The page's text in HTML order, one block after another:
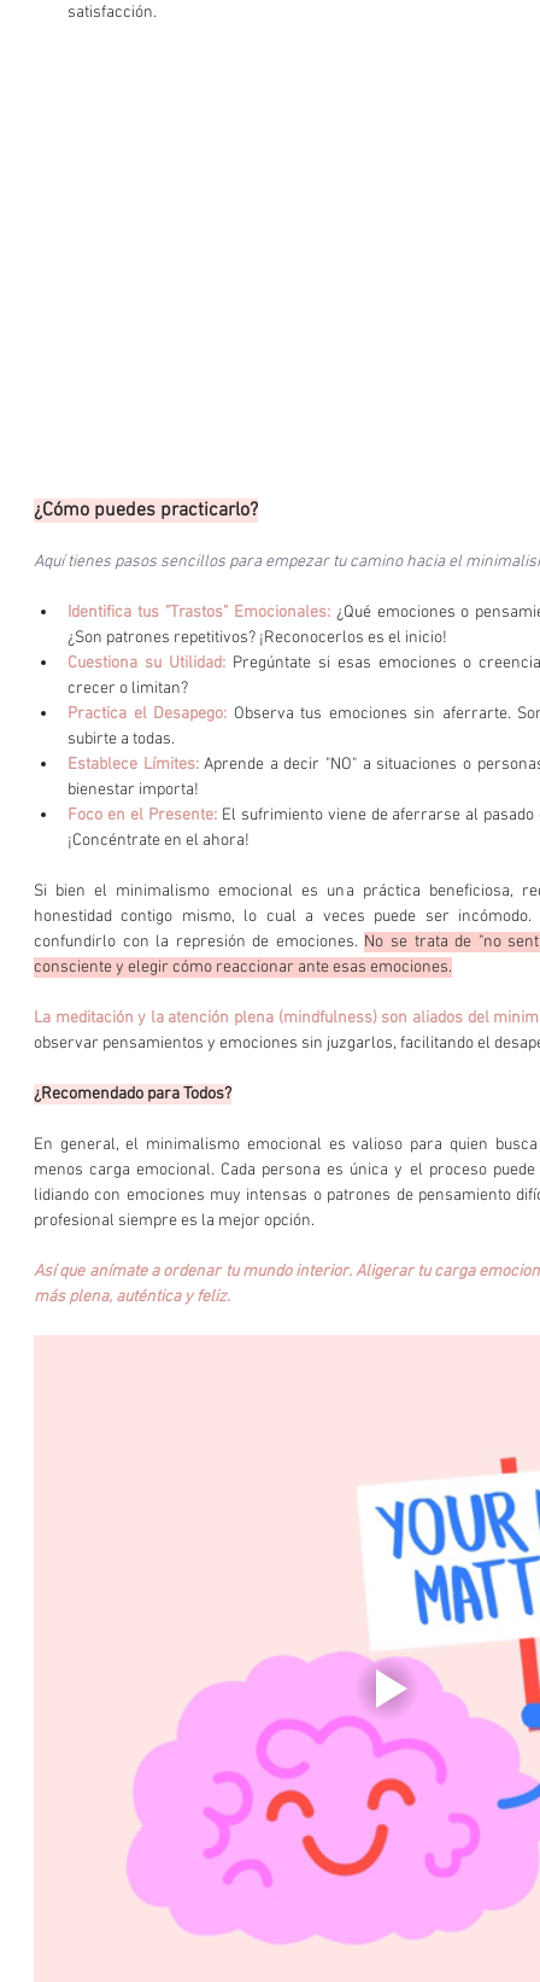
satisfacción.
¿Cómo puedes practicarlo?
Aquí tienes pasos sencillos para empezar tu camino hacia el
Identifica tus "Trastos" Emocionales: ¿Qué emociones o
¿Son patrones repetitivos? ¡Reconocerlos es el inicio!
Cuestiona su Utilidad: Pregúntate si esas emociones o
crecer o limitan?
Practica el Desapego: Observa tus emociones sin aferrarte.
subirte a todas.
Establece Límites: Aprende a decir "NO" a situaciones o
bienestar importa!
Foco en el Presente: El sufrimiento viene de aferrarse al pasado
¡Concéntrate en el ahora!
Si bien el minimalismo emocional es una práctica beneficiosa,
honestidad contigo mismo, lo cual a veces puede ser
confundirlo con la represión de emociones. No se trata de "no
consciente y elegir cómo reaccionar ante esas emociones.
La meditación y la atención plena (mindfulness) son aliados del
observar pensamientos y emociones sin juzgarlos, facilitando el
¿Recomendado para Todos?
En general, el minimalismo emocional es valioso para quien
menos carga emocional. Cada persona es única y el proceso
lidiando con emociones muy intensas o patrones de pensamiento
profesional siempre es la mejor opción.
Así que anímate a ordenar tu mundo interior. Aligerar tu carga
más plena, auténtica y feliz.